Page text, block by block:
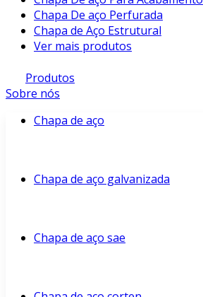
Chapa De aço Perfurada
Chapa de Aço Estrutural
Ver mais produtos
Produtos
Sobre nós
Chapa de aço
Chapa de aço galvanizada
Chapa de aço sae